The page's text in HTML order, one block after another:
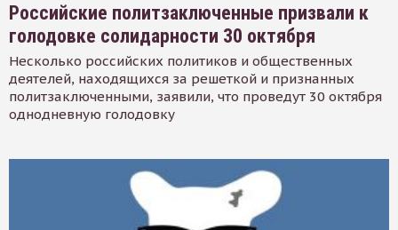
Российские политзаключенные призвали к
голодовке солидарности 30 октября
Несколько российских политиков и общественных
деятелей, находящихся за решеткой и признанных
политзаключенными, заявили, что проведут 30 октября
однодневную голодовку